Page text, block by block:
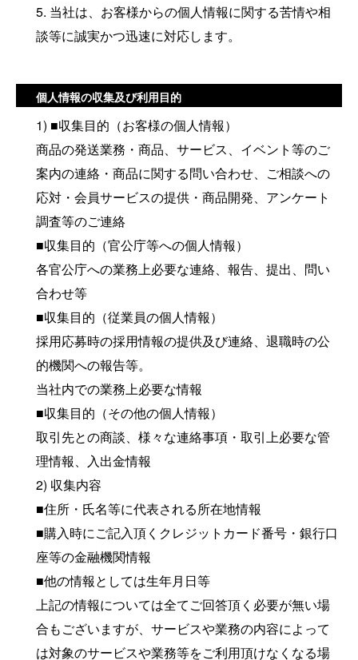
5. 当社は、お客様からの個人情報に関する苦情や相
談等に誠実かつ迅速に対応します。
個人情報の収集及び利用目的
1) ■収集目的（お客様の個人情報）
商品の発送業務・商品、サービス、イベント等のご
案内の連絡・商品に関する問い合わせ、ご相談への
応対・会員サービスの提供・商品開発、アンケート
調査等のご連絡
■収集目的（官公庁等への個人情報）
各官公庁への業務上必要な連絡、報告、提出、問い
合わせ等
■収集目的（従業員の個人情報）
採用応募時の採用情報の提供及び連絡、退職時の公
的機関への報告等。
当社内での業務上必要な情報
■収集目的（その他の個人情報）
取引先との商談、様々な連絡事項・取引上必要な管
理情報、入出金情報
2) 収集内容
■住所・氏名等に代表される所在地情報
■購入時にご記入頂くクレジットカード番号・銀行口
座等の金融機関情報
■他の情報としては生年月日等
上記の情報については全てご回答頂く必要が無い場
合もございますが、サービスや業務の内容によって
は対象のサービスや業務等をご利用頂けなくなる場